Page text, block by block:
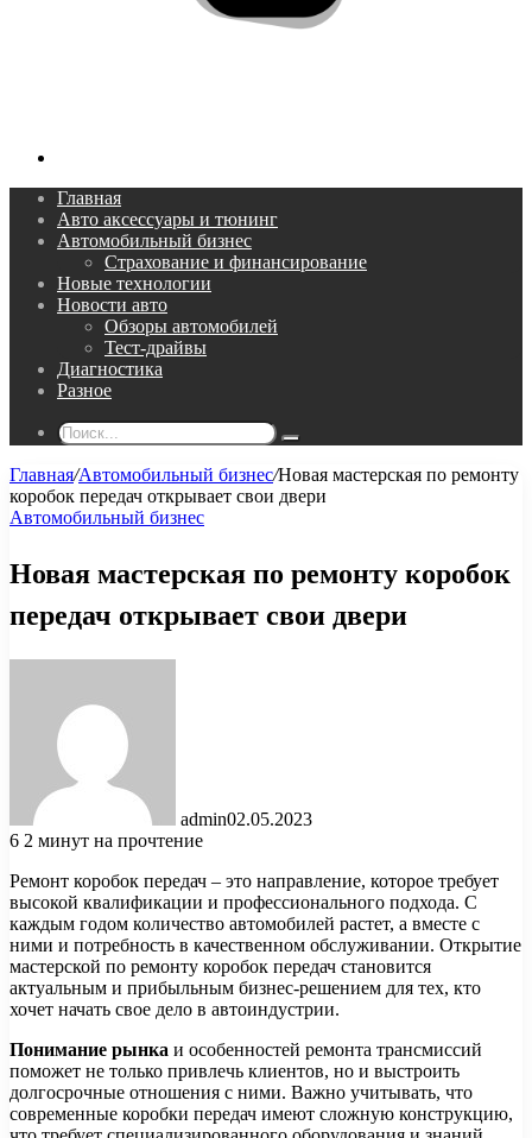
Главная
Авто аксессуары и тюнинг
Автомобильный бизнес
Страхование и финансирование
Новые технологии
Новости авто
Обзоры автомобилей
Тест-драйвы
Диагностика
Разное
Поиск...
Главная/Автомобильный бизнес/Новая мастерская по ремонту
коробок передач открывает свои двери
Автомобильный бизнес
Новая мастерская по ремонту коробок
передач открывает свои двери
admin02.05.2023
6 2 минут на прочтение
Ремонт коробок передач – это направление, которое требует
высокой квалификации и профессионального подхода. С
каждым годом количество автомобилей растет, а вместе с
ними и потребность в качественном обслуживании. Открытие
мастерской по ремонту коробок передач становится
актуальным и прибыльным бизнес-решением для тех, кто
хочет начать свое дело в автоиндустрии.
Понимание рынка и особенностей ремонта трансмиссий
поможет не только привлечь клиентов, но и выстроить
долгосрочные отношения с ними. Важно учитывать, что
современные коробки передач имеют сложную конструкцию,